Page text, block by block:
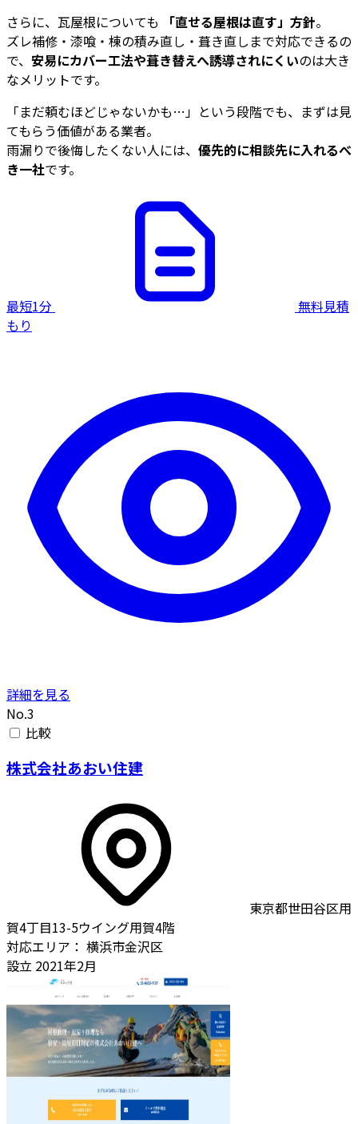
さらに、瓦屋根についても
「直せる屋根は直す」方針。
ズレ補修・漆喰・棟の積み直し・葺き直しまで対応できるの
で、 安易にカバー工法や葺き替えへ誘導されにくいのは大き
なメリットです。
「まだ頼むほどじゃないかも…」という段階でも、まずは見
てもらう価値がある業者。
雨漏りで後悔したくない人には、 優先的に相談先に入れるべ
き一社です。
最短1分
無料見積
もり
詳細を見る
No.3
比較
株式会社あおい住建
東京都世田谷区用
賀4丁目13-5ウイング用賀4階
対応エリア： 横浜市金沢区
設立 2021年2月